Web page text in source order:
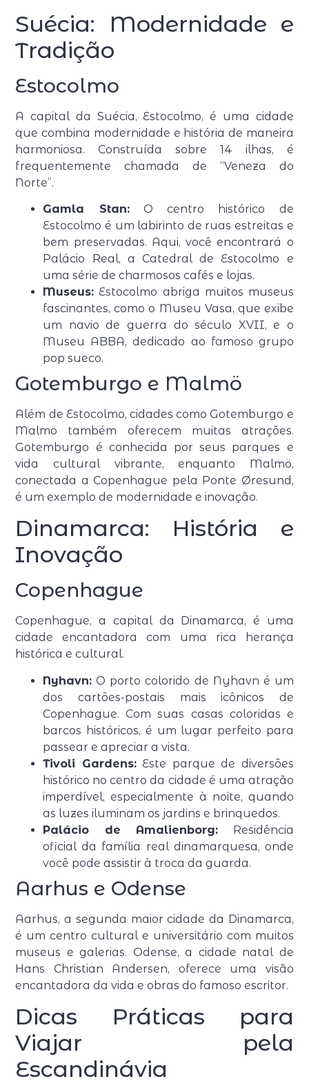
Suécia: Modernidade e
Tradição
Estocolmo
A capital da Suécia, Estocolmo, é uma cidade
que combina modernidade e história de maneira
harmoniosa. Construída sobre 14 ilhas, é
frequentemente chamada de “Veneza do
Norte”.
Gamla Stan:O centro histórico de
Estocolmo é um labirinto de ruas estreitas e
bem preservadas. Aqui, você encontrará o
Palácio Real, a Catedral de Estocolmo e
uma série de charmosos cafés e lojas.
Museus: Estocolmo abriga muitos museus
fascinantes, como o Museu Vasa, que exibe
um navio de guerra do século XVII, e o
Museu ABBA, dedicado ao famoso grupo
pop sueco.
Gotemburgo e Malmö
Além de Estocolmo, cidades como Gotemburgo e
Malmö também oferecem muitas atrações.
Gotemburgo é conhecida por seus parques e
vida cultural vibrante, enquanto Malmö,
conectada a Copenhague pela Ponte Øresund,
é um exemplo de modernidade e inovação.
Dinamarca: História e
Inovação
Copenhague
Copenhague, a capital da Dinamarca, é uma
cidade encantadora com uma rica herança
histórica e cultural.
Nyhavn: O porto colorido de Nyhavn é um
dos cartões-postais mais icônicos de
Copenhague. Com suas casas coloridas e
barcos históricos, é um lugar perfeito para
passear e apreciar a vista.
Tivoli Gardens:Este parque de diversões
histórico no centro da cidade é uma atração
imperdível, especialmente à noite, quando
as luzes iluminam os jardins e brinquedos.
Palácio de Amalienborg: Residência
oficial da família real dinamarquesa, onde
você pode assistir à troca da guarda.
Aarhus e Odense
Aarhus, a segunda maior cidade da Dinamarca,
é um centro cultural e universitário com muitos
museus e galerias. Odense, a cidade natal de
Hans Christian Andersen, oferece uma visão
encantadora da vida e obras do famoso escritor.
Dicas Práticas para
Viajar pela
Escandinávia